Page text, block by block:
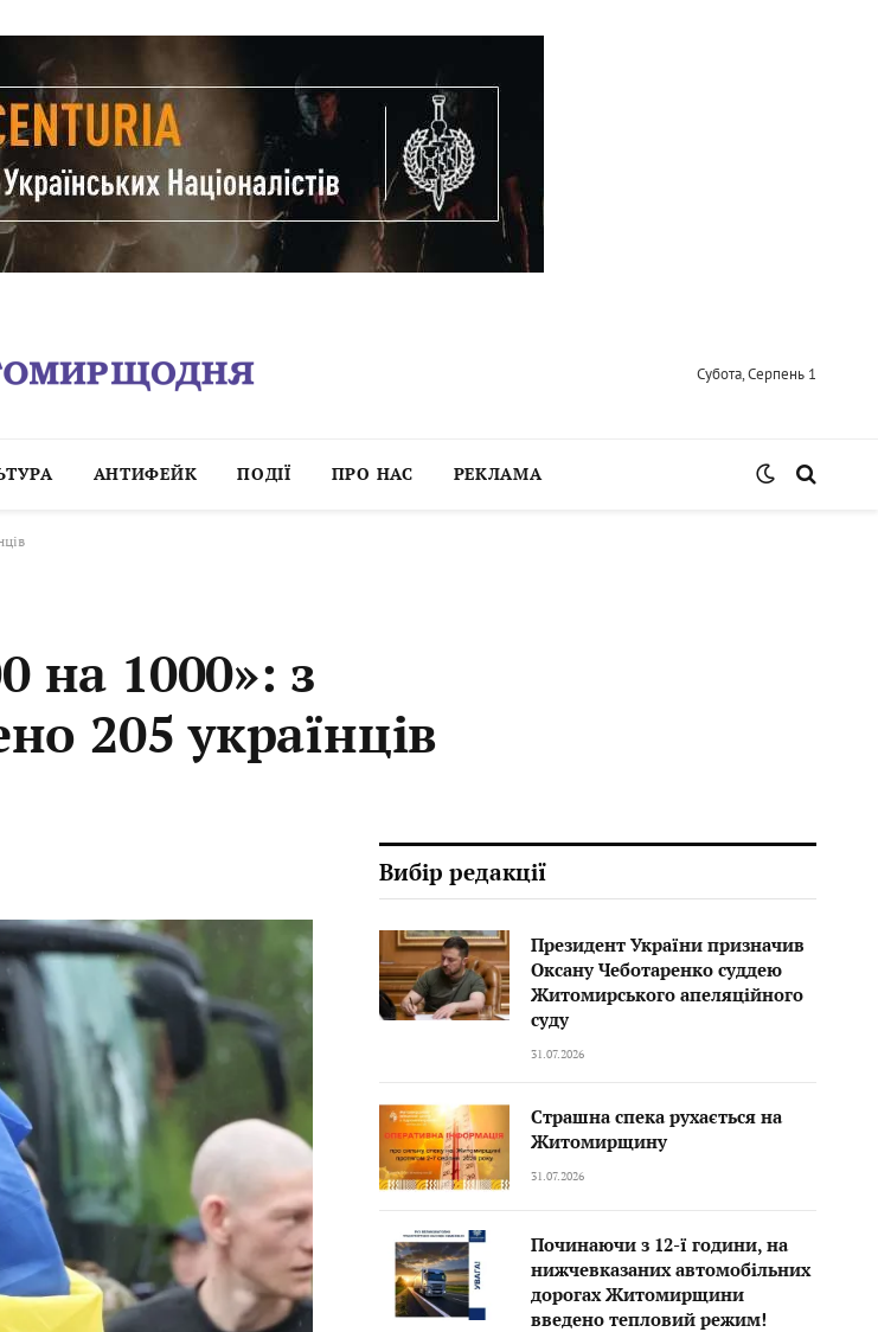
Субота, Серпень 1
АНТИФЕЙК ПОДІЇ ПРО НАС РЕКЛАМА
на 1000»: з
205 українців
Вибір редакції
Президент України призначив
Оксану Чеботаренко суддею
Житомирського апеляційного
суду
31.07.2026
Страшна спека рухається на
Житомирщину
31.07.2026
Починаючи з 12-ї години, на
нижчевказаних автомобільних
дорогах Житомирщини
введено тепловий режим!